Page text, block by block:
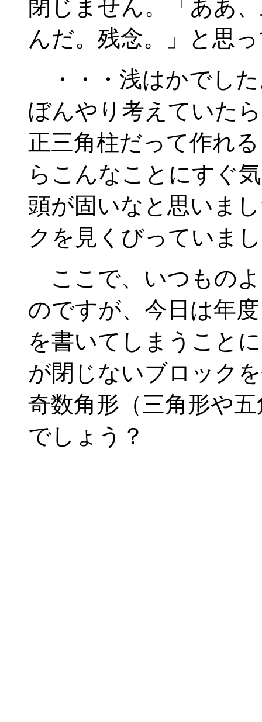
閉じません。「ああ
んだ。残念。」と思
・・・浅はかでし
ぼんやり考えていた
正三角柱だって作れ
らこんなことにすぐ
頭が固いなと思いま
クを見くびっていま
ここで、いつもの
のですが、今日は年
を書いてしまうこと
が閉じないブロック
奇数角形（三角形や
でしょう？